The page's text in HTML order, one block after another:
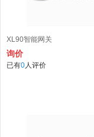
XL90智能网关
询价
已有0人评价